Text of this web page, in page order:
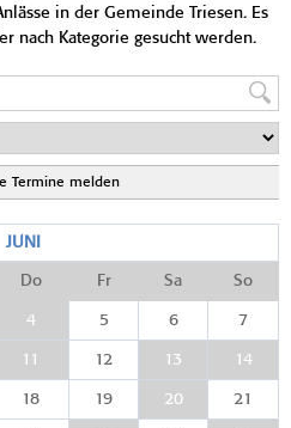
in der Gemeinde Triesen. Es
nach Kategorie gesucht werden.
melden
JUNI
Do Fr Sa So
4 5 6 7
11 12 13 14
18 19 20 21